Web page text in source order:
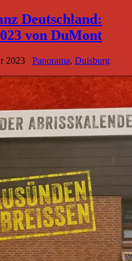
Deutschland:
von DuMont
2023 Panorama, Duisburg